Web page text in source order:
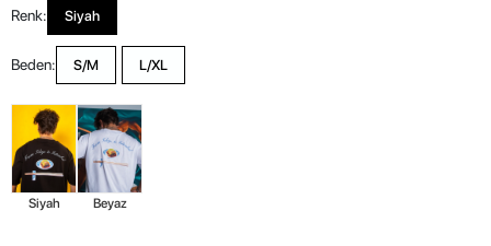
Renk: Siyah
Beden: S/M L/XL
Siyah Beyaz